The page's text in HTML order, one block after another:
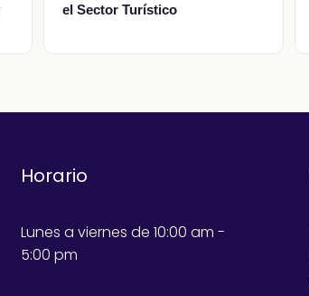
el Sector Turístico
Horario
Lunes a viernes de 10:00 am -
5:00 pm